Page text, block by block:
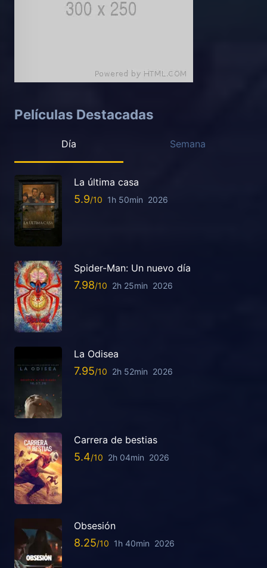
Películas Destacadas
Día Semana
La última casa
5.9 1h 50min 2026
Spider-Man: Un nuevo día
7.98 2h 25min 2026
La Odisea
7.95 2h 52min 2026
Carrera de bestias
5.4 2h 04min 2026
Obsesión
8.25 1h 40min 2026